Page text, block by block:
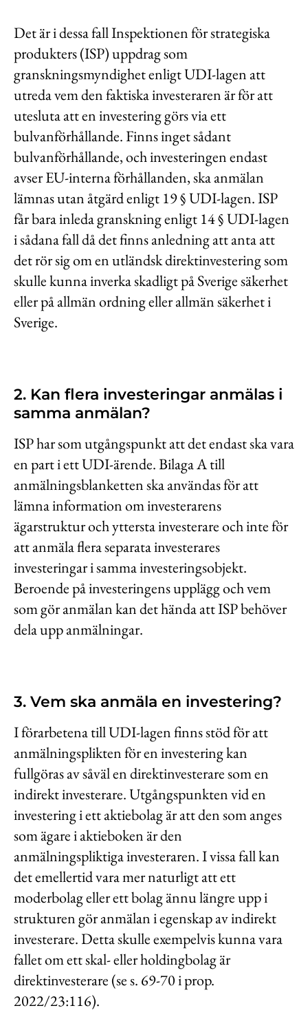
Det är i dessa fall Inspektionen för strategiska
produkters (ISP) uppdrag som
granskningsmyndighet enligt UDI-lagen att
utreda vem den faktiska investeraren är för att
utesluta att en investering görs via ett
bulvanförhållande. Finns inget sådant
bulvanförhållande, och investeringen endast
avser EU-interna förhållanden, ska anmälan
lämnas utan åtgärd enligt 19 § UDI-lagen. ISP
får bara inleda granskning enligt 14 § UDI-lagen
i sådana fall då det finns anledning att anta att
det rör sig om en utländsk direktinvestering som
skulle kunna inverka skadligt på Sverige säkerhet
eller på allmän ordning eller allmän säkerhet i
Sverige.
2. Kan flera investeringar anmälas i
samma anmälan?
ISP har som utgångspunkt att det endast ska vara
en part i ett UDI-ärende. Bilaga A till
anmälningsblanketten ska användas för att
lämna information om investerarens
ägarstruktur och yttersta investerare och inte för
att anmäla flera separata investerares
investeringar i samma investeringsobjekt.
Beroende på investeringens upplägg och vem
som gör anmälan kan det hända att ISP behöver
dela upp anmälningar.
3. Vem ska anmäla en investering?
I förarbetena till UDI-lagen finns stöd för att
anmälningsplikten för en investering kan
fullgöras av såväl en direktinvesterare som en
indirekt investerare. Utgångspunkten vid en
investering i ett aktiebolag är att den som anges
som ägare i aktieboken är den
anmälningspliktiga investeraren. I vissa fall kan
det emellertid vara mer naturligt att ett
moderbolag eller ett bolag ännu längre upp i
strukturen gör anmälan i egenskap av indirekt
investerare. Detta skulle exempelvis kunna vara
fallet om ett skal- eller holdingbolag är
direktinvesterare (se s. 69-70 i prop.
2022/23:116).